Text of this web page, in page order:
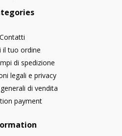
Contatti
il tuo ordine
di spedizione
legali e privacy
di vendita
payment